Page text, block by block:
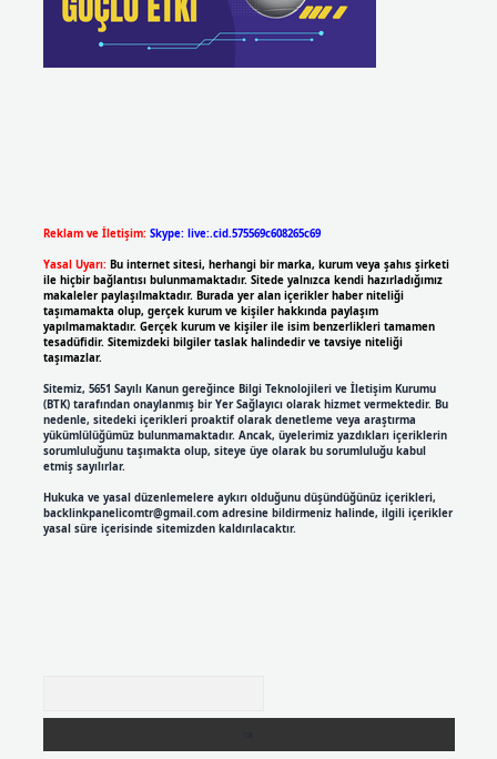
Reklam ve İletişim: Skype: live:.cid.575569c608265c69
Yasal Uyarı: Bu internet sitesi, herhangi bir marka, kurum veya şahıs şirketi
ile hiçbir bağlantısı bulunmamaktadır. Sitede yalnızca kendi hazırladığımız
makaleler paylaşılmaktadır. Burada yer alan içerikler haber niteliği
taşımamakta olup, gerçek kurum ve kişiler hakkında paylaşım
yapılmamaktadır. Gerçek kurum ve kişiler ile isim benzerlikleri tamamen
tesadüfidir. Sitemizdeki bilgiler taslak halindedir ve tavsiye niteliği
taşımazlar.
Sitemiz, 5651 Sayılı Kanun gereğince Bilgi Teknolojileri ve İletişim Kurumu
(BTK) tarafından onaylanmış bir Yer Sağlayıcı olarak hizmet vermektedir. Bu
nedenle, sitedeki içerikleri proaktif olarak denetleme veya araştırma
yükümlülüğümüz bulunmamaktadır. Ancak, üyelerimiz yazdıkları içeriklerin
sorumluluğunu taşımakta olup, siteye üye olarak bu sorumluluğu kabul
etmiş sayılırlar.
Hukuka ve yasal düzenlemelere aykırı olduğunu düşündüğünüz içerikleri,
backlinkpanelicomtr@gmail.comadresine bildirmeniz halinde, ilgili içerikler
yasal süre içerisinde sitemizden kaldırılacaktır.